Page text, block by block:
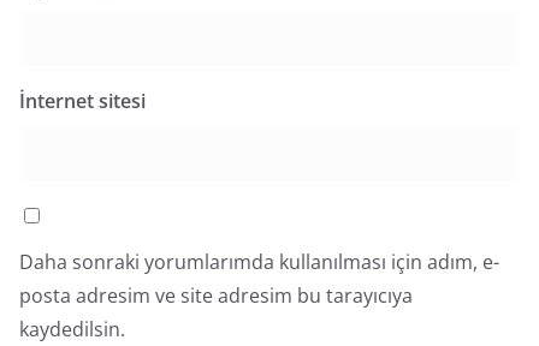
İnternet sitesi
Daha sonraki yorumlarımda kullanılması için adım, e-
posta adresim ve site adresim bu tarayıcıya
kaydedilsin.